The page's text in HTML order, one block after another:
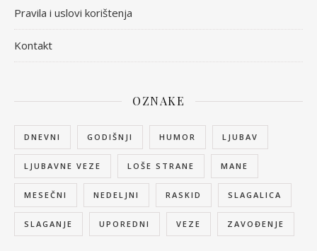
Pravila i uslovi korištenja
Kontakt
OZNAKE
DNEVNI GODIŠNJI HUMOR LJUBAV
LJUBAVNE VEZE LOŠE STRANE MANE
MESEČNI NEDELJNI RASKID SLAGALICA
SLAGANJE UPOREDNI VEZE ZAVOĐENJE